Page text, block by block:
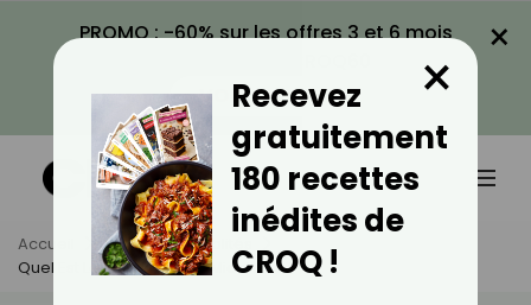
PROMO : -60% sur les offres 3 et 6 mois
VOIR LA PROMO
×
Accueil Actus
Actualités
Quel Est Le Rôle De L’eau Micellaire ?
Recevez
gratuitement
180 recettes
inédites de
CROQ !
×